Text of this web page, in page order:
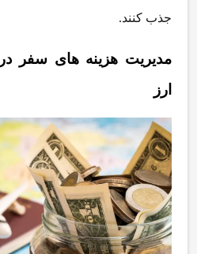
جذب کنند.
مدیریت هزینه ‌های سفر
ارز